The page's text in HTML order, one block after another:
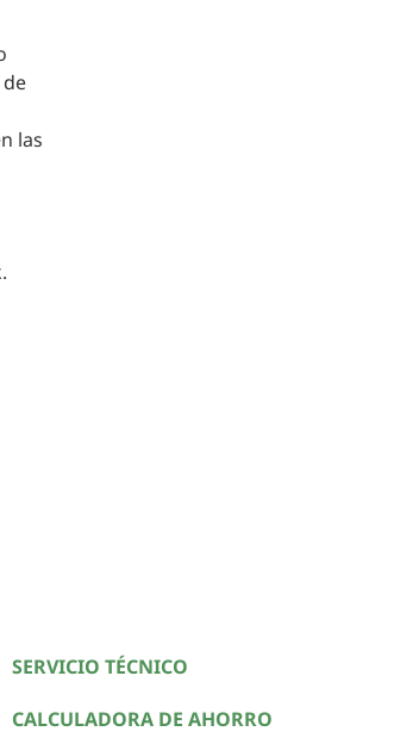
las
SERVICIO TÉCNICO
CALCULADORA DE AHORRO